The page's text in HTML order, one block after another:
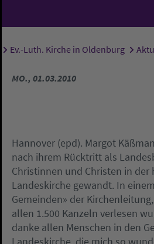
Sie sind hier:
Ev.-Luth. Kirche in Oldenburg
MO., 01.03.2010
Hannover (epd). Margot
nach ihrem Rücktritt als
Christinnen und Christen in der
Landeskirche gewandt. In
Gemeinden» der
allen 1.500 Kanzeln verlesen
danke allen Menschen in den